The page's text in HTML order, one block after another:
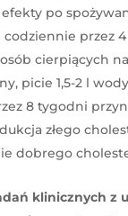
po
przez
cierpiących na
picie 1,5-2 l
8 tygodni
złego
dobrego
klinicznych z